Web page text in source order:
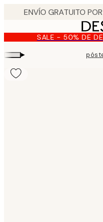
content.SALE - 50% DE
▸